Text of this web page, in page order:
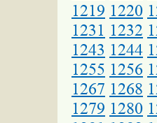
1219 1220
1231 1232
1243 1244
1255 1256
1267 1268
1279 1280